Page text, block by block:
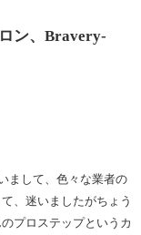
ン、Bravery-
まして、色々な業者の
、迷いましたがちょう
プロステップというカ